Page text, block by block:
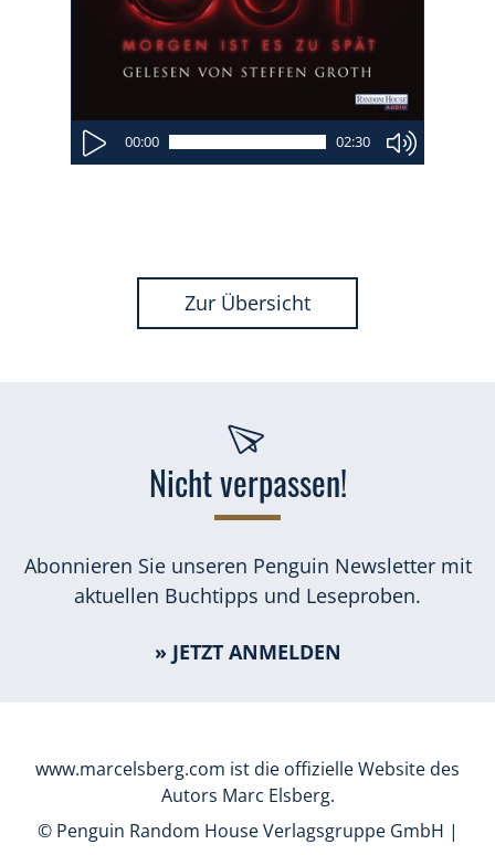
00:00 02:30
Zur Übersicht
Nicht verpassen!
Abonnieren Sie unseren Penguin Newsletter mit
aktuellen Buchtipps und Leseproben.
» JETZT ANMELDEN
www.marcelsberg.com ist die offizielle Website des
Autors Marc Elsberg.
© Penguin Random House Verlagsgruppe GmbH |